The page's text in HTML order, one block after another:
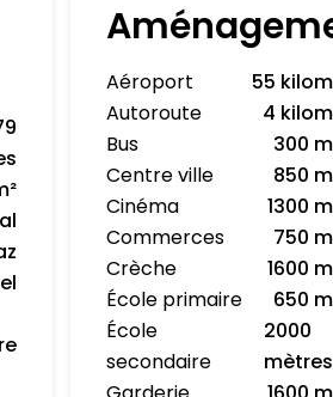
Aéroport
55
Autoroute
4
Bus
300
Centre ville
850
Cinéma
1300
Commerces
750
Crèche
1600
École primaire
650
École
secondaire
2000
mètres